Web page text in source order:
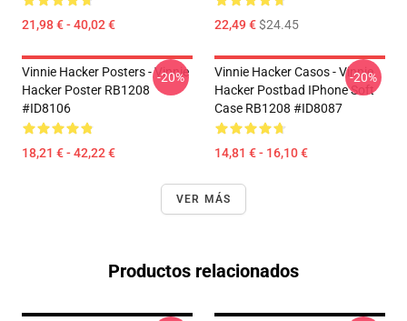
21,98 € - 40,02 € 22,49 €$24.45
Vinnie Hacker Posters - Vinnie
Hacker Poster RB1208
#ID8106
18,21 € - 42,22 €
-20%
Vinnie Hacker Casos - Vinnie
Hacker Postbad IPhone Soft
Case RB1208 #ID8087
14,81 € - 16,10 €
-20%
VER MÁS
Productos relacionados